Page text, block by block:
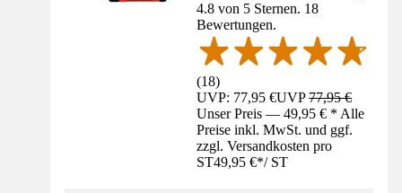
4.8 von 5 Sternen. 18
Bewertungen.
(18)
UVP: 77,95 €UVP77,95 €
Unser Preis — 49,95 € * Alle
Preise inkl. MwSt. und ggf.
zzgl. Versandkosten pro
ST49,95 €*/ ST